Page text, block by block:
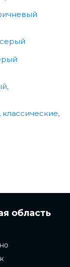
область